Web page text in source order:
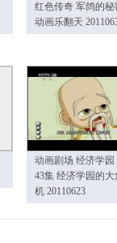
红色传奇 军鸽的秘
动画乐翻天
动画剧场 经济学园
43集 经济学园的大
机 20110623